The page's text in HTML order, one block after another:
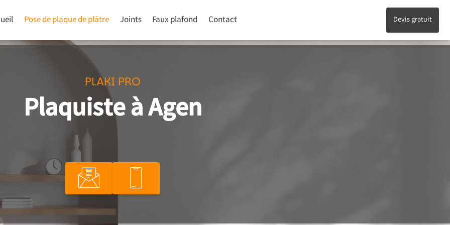
Pose de plaque de plâtre Joints Faux plafond Contact Devis gratuit
PLAKI PRO
Plaquiste à Agen